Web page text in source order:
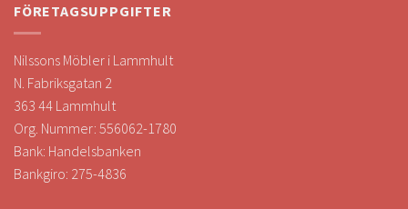
FÖRETAGSUPPGIFTER
Nilssons Möbler i Lammhult
N. Fabriksgatan 2
363 44 Lammhult
Org. Nummer: 556062-1780
Bank: Handelsbanken
Bankgiro: 275-4836